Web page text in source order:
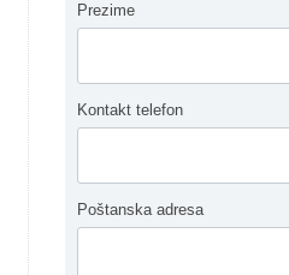
Prezime
Kontakt telefon
Poštanska adresa